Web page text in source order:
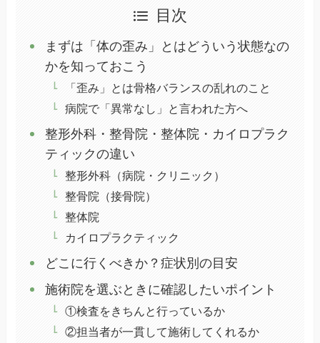
目次
まずは「体の歪み」とはどういう状態なの
かを知っておこう
「歪み」とは骨格バランスの乱れのこと
病院で「異常なし」と言われた方へ
整形外科・整骨院・整体院・カイロプラク
ティックの違い
整形外科（病院・クリニック）
整骨院（接骨院）
整体院
カイロプラクティック
どこに行くべきか？症状別の目安
施術院を選ぶときに確認したいポイント
①検査をきちんと行っているか
②担当者が一貫して施術してくれるか